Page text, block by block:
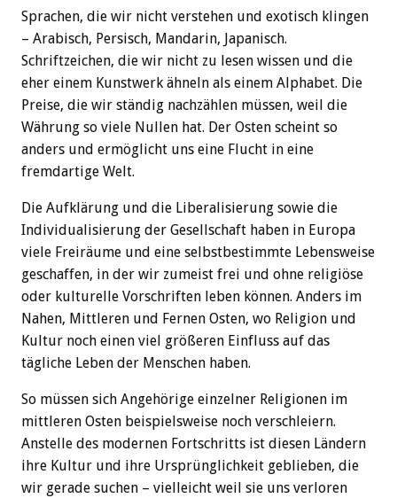
Sprachen, die wir nicht verstehen und exotisch klingen
– Arabisch, Persisch, Mandarin, Japanisch.
Schriftzeichen, die wir nicht zu lesen wissen und die
eher einem Kunstwerk ähneln als einem Alphabet. Die
Preise, die wir ständig nachzählen müssen, weil die
Währung so viele Nullen hat. Der Osten scheint so
anders und ermöglicht uns eine Flucht in eine
fremdartige Welt.
Die Aufklärung und die Liberalisierung sowie die
Individualisierung der Gesellschaft haben in Europa
viele Freiräume und eine selbstbestimmte Lebensweise
geschaffen, in der wir zumeist frei und ohne religiöse
oder kulturelle Vorschriften leben können. Anders im
Nahen, Mittleren und Fernen Osten, wo Religion und
Kultur noch einen viel größeren Einfluss auf das
tägliche Leben der Menschen haben.
So müssen sich Angehörige einzelner Religionen im
mittleren Osten beispielsweise noch verschleiern.
Anstelle des modernen Fortschritts ist diesen Ländern
ihre Kultur und ihre Ursprünglichkeit geblieben, die
wir gerade suchen – vielleicht weil sie uns verloren